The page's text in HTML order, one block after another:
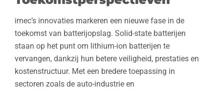
imec’s innovaties markeren een nieuwe fase in de
toekomst van batterijopslag. Solid-state batterijen
staan op het punt om lithium-ion batterijen te
vervangen, dankzij hun betere veiligheid, prestaties en
kostenstructuur. Met een bredere toepassing in
sectoren zoals de auto-industrie en